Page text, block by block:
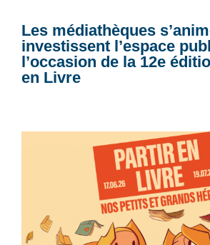
Les médiathèques
investissent l’espace
l’occasion de la 12e
en Livre